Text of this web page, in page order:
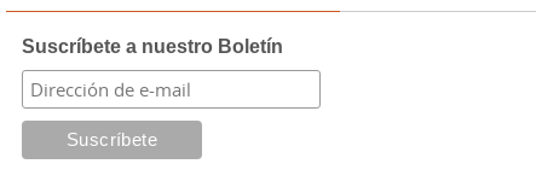
Suscríbete a nuestro Boletín